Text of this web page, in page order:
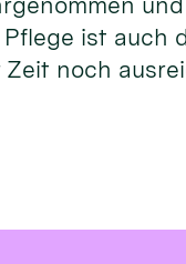
ist auch
noch